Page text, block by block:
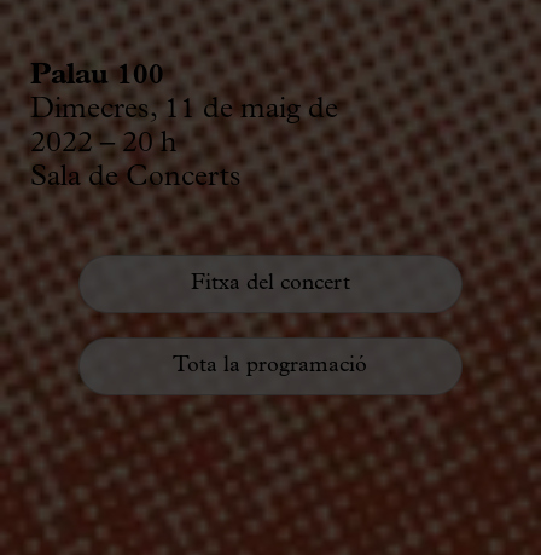
Palau 100
Dimecres, 11 de maig de
2022 – 20 h
Sala de Concerts
Fitxa del concert
Tota la programació